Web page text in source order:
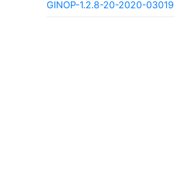
GINOP-1.2.8-20-2020-03019